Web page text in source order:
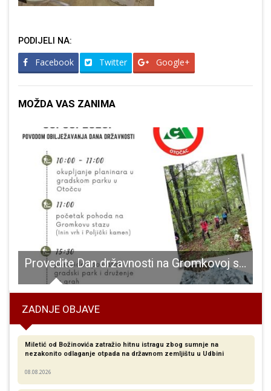
PODIJELI NA:
Facebook Twitter Google+
MOŽDA VAS ZANIMA
Provedite Dan državnosti na Gromkovoj stazi
ZADNJE OBJAVE
Miletić od Božinovića zatražio hitnu istragu zbog sumnje na
nezakonito odlaganje otpada na državnom zemljištu u Udbini
08.08.2026